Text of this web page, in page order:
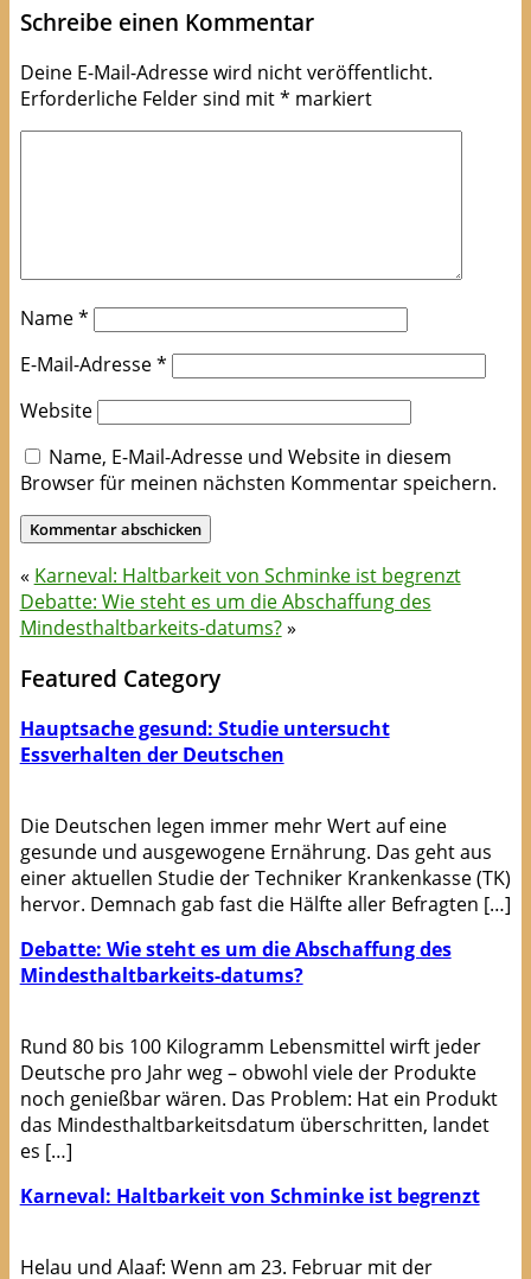
Schreibe einen Kommentar
Deine E-Mail-Adresse wird nicht veröffentlicht.
Erforderliche Felder sind mit* markiert
Name*
E-Mail-Adresse*
Website
Name, E-Mail-Adresse und Website in diesem
Browser für meinen nächsten Kommentar speichern.
« Karneval: Haltbarkeit von Schminke ist begrenzt
Debatte: Wie steht es um die Abschaffung des
Mindesthaltbarkeits-datums?»
Featured Category
Hauptsache gesund: Studie untersucht
Essverhalten der Deutschen
Die Deutschen legen immer mehr Wert auf eine
gesunde und ausgewogene Ernährung. Das geht aus
einer aktuellen Studie der Techniker Krankenkasse (TK)
hervor. Demnach gab fast die Hälfte aller Befragten […]
Debatte: Wie steht es um die Abschaffung des
Mindesthaltbarkeits-datums?
Rund 80 bis 100 Kilogramm Lebensmittel wirft jeder
Deutsche pro Jahr weg – obwohl viele der Produkte
noch genießbar wären. Das Problem: Hat ein Produkt
das Mindesthaltbarkeitsdatum überschritten, landet
es […]
Karneval: Haltbarkeit von Schminke ist begrenzt
Helau und Alaaf: Wenn am 23. Februar mit der